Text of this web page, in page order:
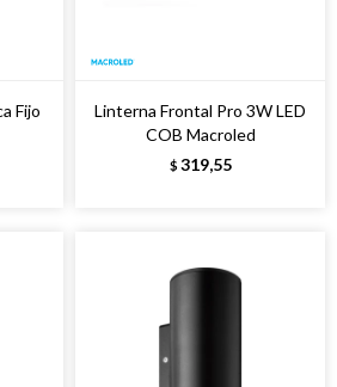
Fijo
Linterna Frontal Pro 3W LED
COB Macroled
$ 319,55